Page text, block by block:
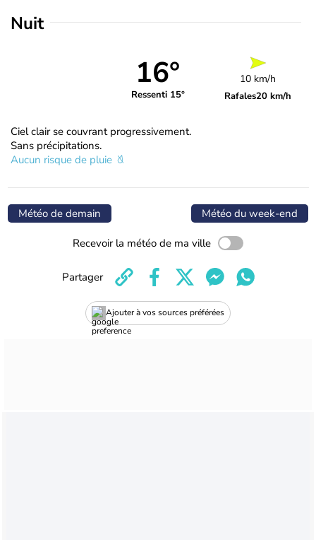
Nuit
16°
Ressenti 15°
10 km/h
Rafales20 km/h
Ciel clair se couvrant progressivement.
Sans précipitations.
Aucun risque de pluie
Météo de demain Météo du week-end
Recevoir la météo de ma ville
Ajouter à vos sources préférées
Partager